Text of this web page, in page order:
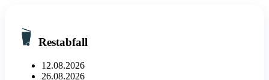
Restabfall
12.08.2026
26.08.2026